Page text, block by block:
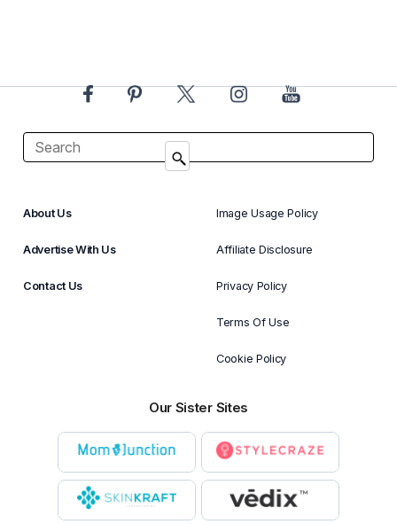
About Us
Advertise With Us
Contact Us
Image Usage Policy
Affiliate Disclosure
Privacy Policy
Terms Of Use
Cookie Policy
Our Sister Sites